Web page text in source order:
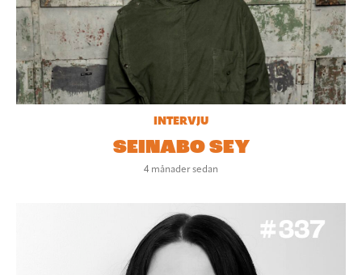
INTERVJU
SEINABO SEY
4 månader sedan